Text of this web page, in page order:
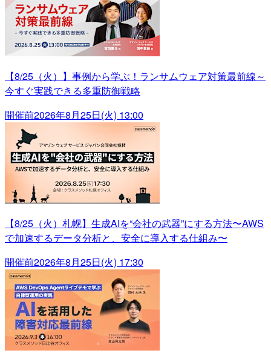
【8/25（火）】事例から学ぶ！ランサムウェア対策最前線～
今すぐ実践できる多重防御戦略
開催前2026年8月25日(火) 13:00
【8/25（火）札幌】生成AIを“会社の武器”にする方法〜AWS
で加速するデータ分析と、安全に導入する仕組み〜
開催前2026年8月25日(火) 17:30